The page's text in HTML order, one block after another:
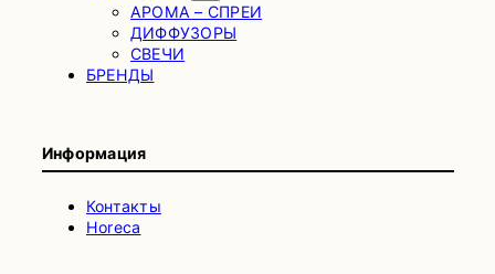
АРОМА – СПРЕИ
ДИФФУЗОРЫ
СВЕЧИ
БРЕНДЫ
Информация
Контакты
Horeca